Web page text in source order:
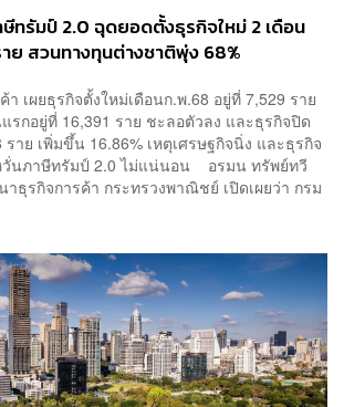
ทรัมป์ 2.0 ฉุดยอดตั้งธุรกิจใหม่ 2 เดือน
ย สวนทางทุนต่างชาติพุ่ง 68%
เผยธุรกิจตั้งใหม่เดือนก.พ.68 อยู่ที่ 7,529 ราย
รกอยู่ที่ 16,391 ราย ชะลอตัวลง และธุรกิจปิด
ราย เพิ่มขึ้น 16.86% เหตุเศรษฐกิจนิ่ง และธุรกิจ
วั่นภาษีทรัมป์ 2.0 ไม่แน่นอน อรมน ทรัพย์ทวี
ธุรกิจการค้า กระทรวงพาณิชย์ เปิดเผยว่า กรม